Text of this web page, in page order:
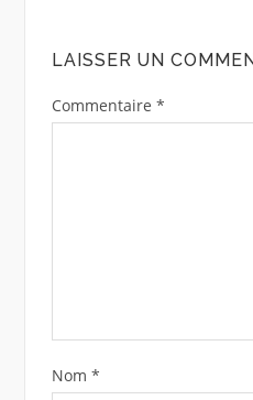
LAISSER UN
Commentaire *
Nom *